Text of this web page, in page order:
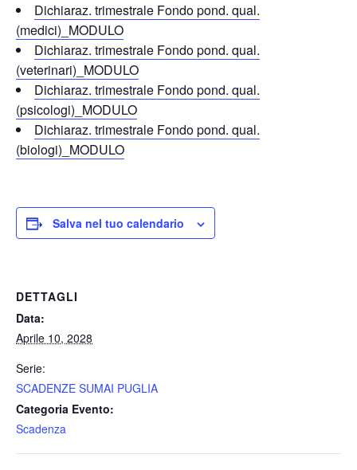
Dichiaraz. trimestrale Fondo pond. qual.
(medici)_MODULO
Dichiaraz. trimestrale Fondo pond. qual.
(veterinari)_MODULO
Dichiaraz. trimestrale Fondo pond. qual.
(psicologi)_MODULO
Dichiaraz. trimestrale Fondo pond. qual.
(biologi)_MODULO
Salva nel tuo calendario
DETTAGLI
Data:
Aprile 10, 2028
Serie:
SCADENZE SUMAI PUGLIA
Categoria Evento:
Scadenza